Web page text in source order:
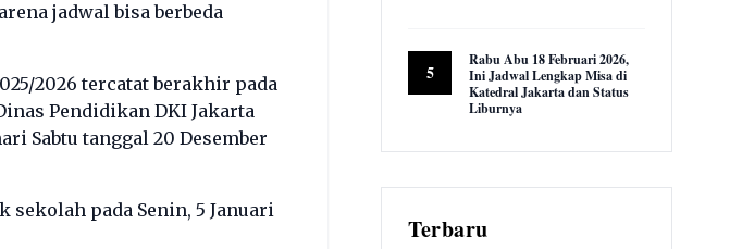
jadwal bisa berbeda
2026 tercatat berakhir pada
Pendidikan DKI Jakarta
Sabtu tanggal 20 Desember
pada Senin, 5 Januari
5
Rabu Abu 18 Februari 2026,
Ini Jadwal Lengkap Misa di
Katedral Jakarta dan Status
Liburnya
Terbaru